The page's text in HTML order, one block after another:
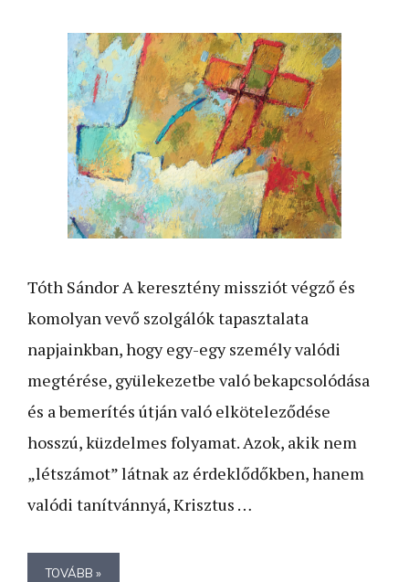
Tóth Sándor A keresztény missziót végző és
komolyan vevő szolgálók tapasztalata
napjainkban, hogy egy-egy személy valódi
megtérése, gyülekezetbe való bekapcsolódása
és a bemerítés útján való elköteleződése
hosszú, küzdelmes folyamat. Azok, akik nem
„létszámot” látnak az érdeklődőkben, hanem
valódi tanítvánnyá, Krisztus …
TOVÁBB »